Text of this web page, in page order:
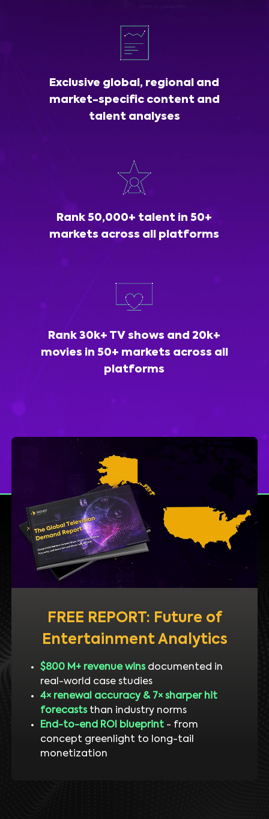
Exclusive global, regional and
market-specific content and
talent analyses
Rank 50,000+ talent in 50+
markets across all platforms
Rank 30k+ TV shows and 20k+
movies in 50+ markets across all
platforms
FREE REPORT: Future of
Entertainment Analytics
$800 M+ revenue winsdocumented in
real-world case studies
4× renewal accuracy & 7× sharper hit
forecaststhan industry norms
End-to-end ROI blueprint- from
concept greenlight to long-tail
monetization